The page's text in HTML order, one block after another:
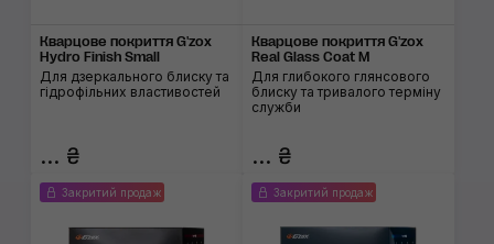
Кварцове покриття G'zox
Hydro Finish Small
Для дзеркального блиску та
гідрофільних властивостей
... ₴
Кварцове покриття G'zox
Real Glass Coat M
Для глибокого глянсового
блиску та тривалого терміну
служби
... ₴
Закритий продаж Закритий продаж